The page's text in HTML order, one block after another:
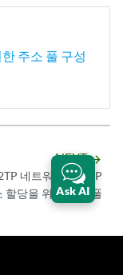
32;
];
주소 풀 구성
NEXTarrow_forward
네트워크 서버 IP
할당을 위한 주소 풀
Ask AI